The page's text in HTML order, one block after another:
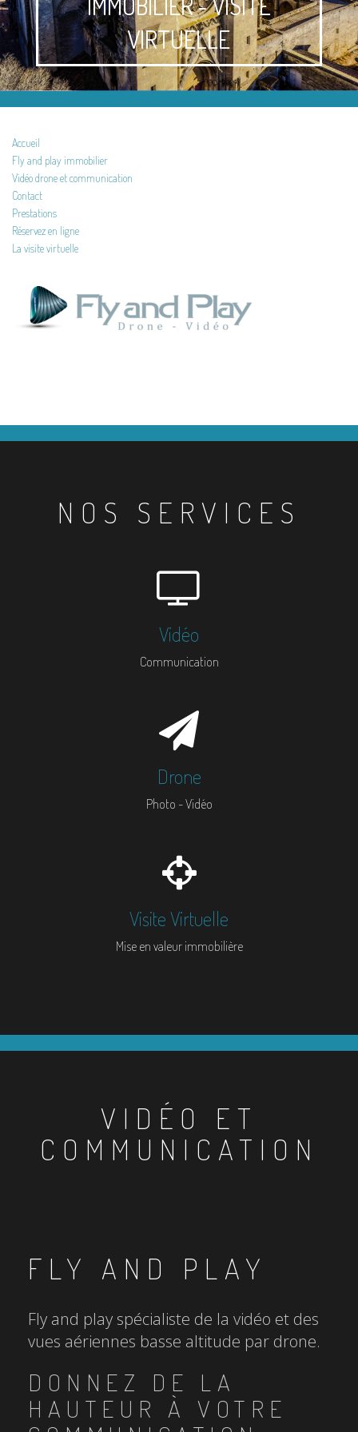
VIRTUELLE
Accueil
Fly and play immobilier
Vidéo drone et communication
Contact
Prestations
Réservez en ligne
La visite virtuelle
NOS SERVICES
Vidéo
Communication
Drone
Photo - Vidéo
Visite Virtuelle
Mise en valeur immobilière
VIDÉO ET
COMMUNICATION
FLY AND PLAY
Fly and play spécialiste de la vidéo et des
vues aériennes basse altitude par drone.
DONNEZ DE LA
HAUTEUR À VOTRE